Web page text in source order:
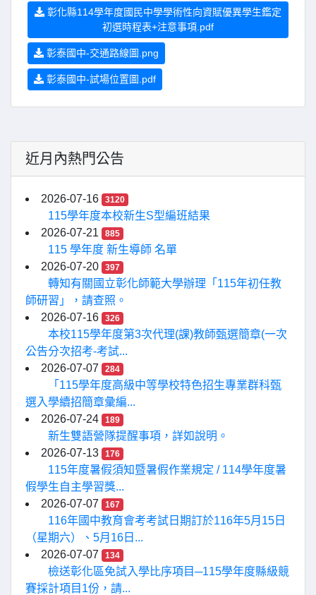
彰化縣114學年度國民中學學術性向資賦優異學生鑑定
初選時程表+注意事項.pdf
彰泰國中-交通路線圖.png
彰泰國中-試場位置圖.pdf
近月內熱門公告
2026-07-16 3120
115學年度本校新生S型編班結果
2026-07-21
885
115 學年度 新生導師 名單
2026-07-20
397
轉知有關國立彰化師範大學辦理「115年初任教
師研習」，請查照。
2026-07-16
326
本校115學年度第3次代理(課)教師甄選簡章(一次
公告分次招考-考試...
2026-07-07
284
「115學年度高級中等學校特色招生專業群科甄
選入學續招簡章彙編...
2026-07-24
189
新生雙語營隊提醒事項，詳如說明。
2026-07-13
176
115年度暑假須知暨暑假作業規定 / 114學年度暑
假學生自主學習獎...
2026-07-07
167
116年國中教育會考考試日期訂於116年5月15日
（星期六）、5月16日...
2026-07-07
134
檢送彰化區免試入學比序項目─115學年度縣級競
賽採計項目1份，請...